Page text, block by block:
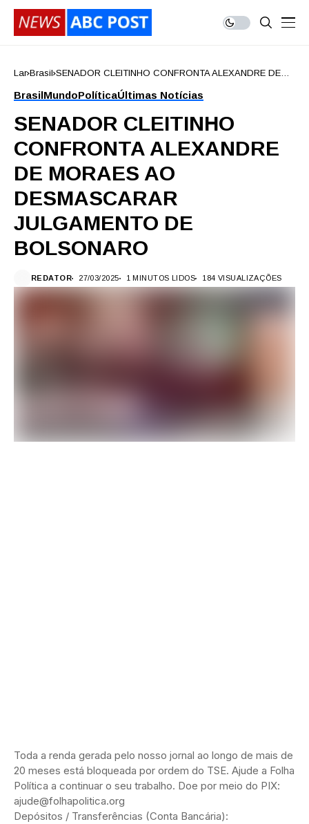
Lar Brasil SENADOR CLEITINHO CONFRONTA ALEXANDRE DE
BOLSONARO
BrasilMundoPolíticaÚltimas Notícias
SENADOR CLEITINHO
CONFRONTA ALEXANDRE
DE MORAES AO
DESMASCARAR
JULGAMENTO DE
BOLSONARO
REDATOR 27/03/2025 1 MINUTOS LIDOS 184 VISUALIZAÇÕES
Toda a renda gerada pelo nosso jornal ao longo de mais de
20 meses está bloqueada por ordem do TSE. Ajude a Folha
Política a continuar o seu trabalho. Doe por meio do PIX:
ajude@folhapolitica.org
Depósitos / Transferências (Conta Bancária):